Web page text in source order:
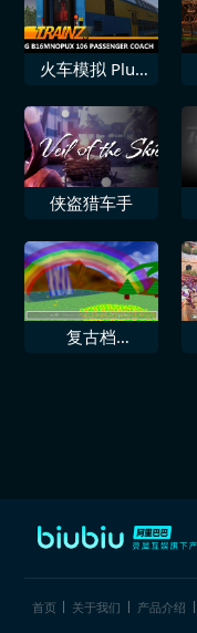
火车模拟 Plus
B16mnopux
106
侠盗猎车手
复古档
首页 关于我们 产品介绍